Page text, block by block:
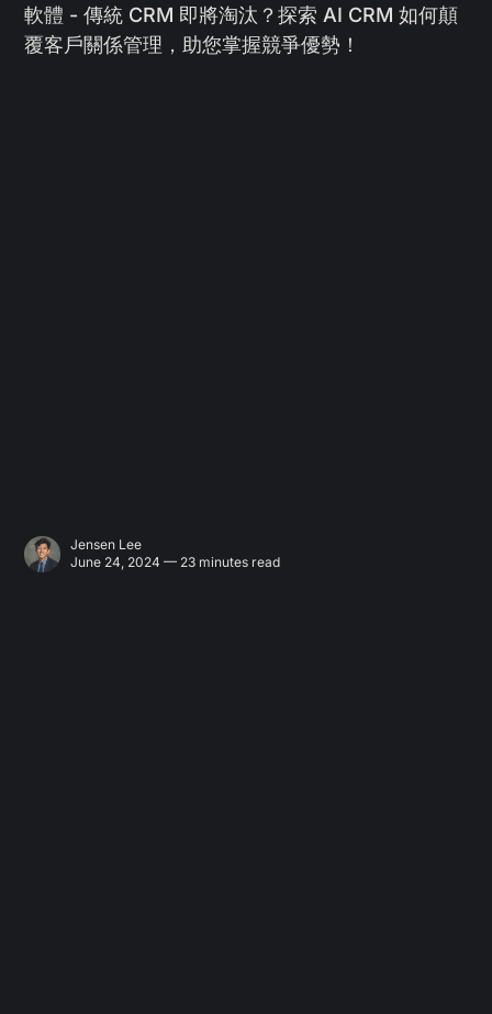
軟體 - 傳統 CRM 即將淘汰？探索 AI CRM 如何顛
覆客戶關係管理，助您掌握競爭優勢！
Jensen Lee
June 24, 2024 — 23 minutes read